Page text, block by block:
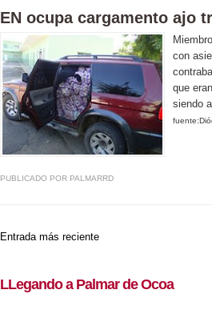
EN ocupa cargamento ajo
con
que
siendo
PUBLICADO POR PALMARRD
Entrada más reciente
LLegando a Palmar de Ocoa